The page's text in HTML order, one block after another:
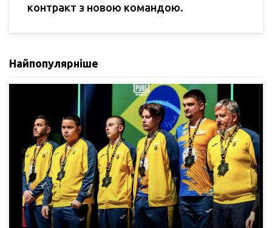
контракт з новою командою.
Найпопулярніше